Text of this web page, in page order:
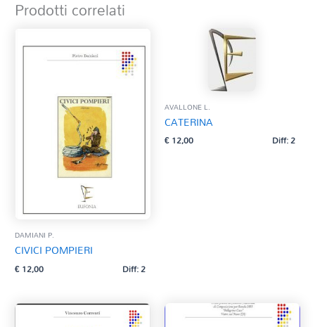
Prodotti correlati
DAMIANI P.
CIVICI POMPIERI
€12,00 Diff: 2
AVALLONE L.
CATERINA
€12,00 Diff: 2